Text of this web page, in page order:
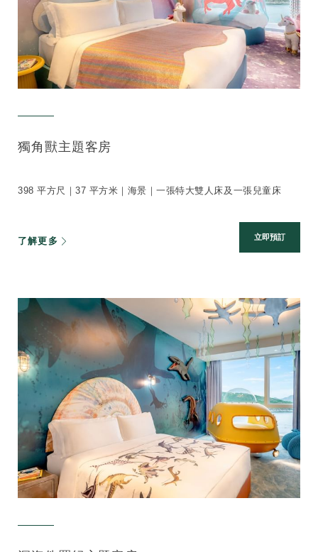
獨角獸主題客房
398 平方尺｜37 平方米｜海景｜一張特大雙人床及一張兒童床
了解更多 立即預訂